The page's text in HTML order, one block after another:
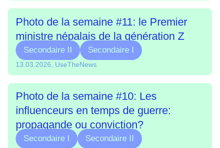
Photo de la semaine #11: le Premier
ministre népalais de la génération Z
Secondaire II Secondaire I
13.03.2026, UseTheNews
Photo de la semaine #10: Les
influenceurs en temps de guerre:
propagande ou conviction?
Secondaire I Secondaire II